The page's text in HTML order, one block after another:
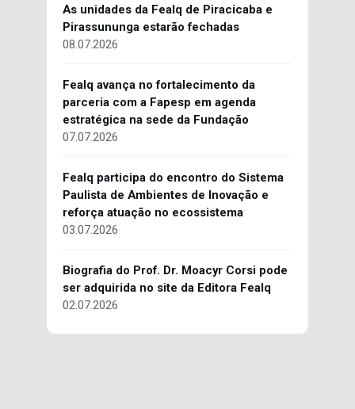
As unidades da Fealq de Piracicaba e
Pirassununga estarão fechadas
08.07.2026
Fealq avança no fortalecimento da
parceria com a Fapesp em agenda
estratégica na sede da Fundação
07.07.2026
Fealq participa do encontro do Sistema
Paulista de Ambientes de Inovação e
reforça atuação no ecossistema
03.07.2026
Biografia do Prof. Dr. Moacyr Corsi pode
ser adquirida no site da Editora Fealq
02.07.2026